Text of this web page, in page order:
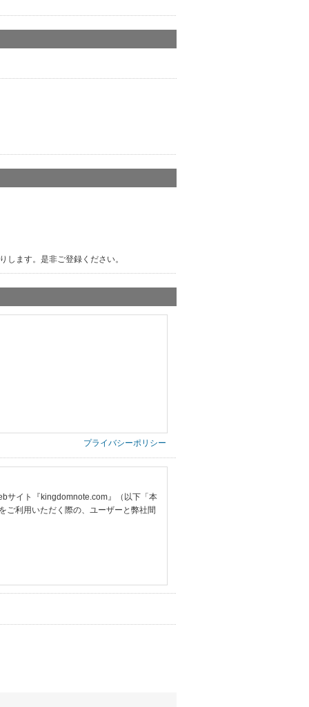
ます。是非ご登録ください。
供いただいた情報）
写し等）、および当該書類に含まれる
れる住所※、投稿時にご提供いただいた
、その許可の際にご同意いただいた内容
請求収納、商品・サービスの提供、品
プライバシーポリシー
サイト『kingdomnote.com』（以下「本
ご利用いただく際の、ユーザーと弊社間
追加規定は、本規約の一部を構成しま
す。
るものとします。弊社が本規約を変更し
ト又は本サービスを利用された場合に